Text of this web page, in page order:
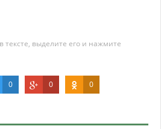
выделите его и нажмите
0 0 0